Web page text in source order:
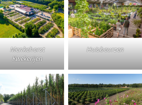
Menkehorst
Kwekerijen
Huisbeurzen